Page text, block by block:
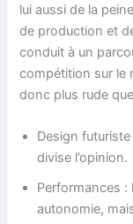
lui aussi de la
de production et
conduit à un
compétition sur le
donc plus rude
Design
divise l’opinion.
Performances
autonomie,